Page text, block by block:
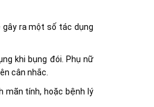
ra một số tác dụng
khi bụng đói. Phụ nữ
cân nhắc.
mãn tính, hoặc bệnh lý